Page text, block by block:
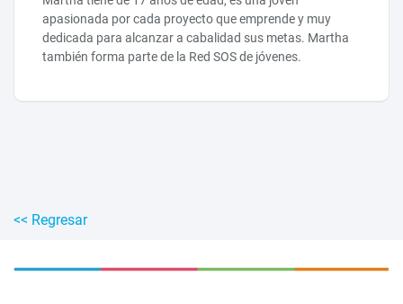
apasionada por cada proyecto que emprende y muy
dedicada para alcanzar a cabalidad sus metas. Martha
también forma parte de la Red SOS de jóvenes.
<< Regresar